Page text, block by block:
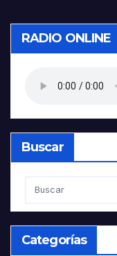
RADIO ONLINE
Buscar
Categorías